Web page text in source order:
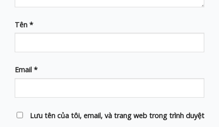
Tên *
Email *
Lưu tên của tôi, email, và trang web trong trình duyệt